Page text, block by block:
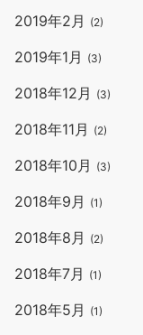
2019年2月 (2)
2019年1月 (3)
2018年12月 (3)
2018年11月 (2)
2018年10月 (3)
2018年9月 (1)
2018年8月 (2)
2018年7月 (1)
2018年5月 (1)